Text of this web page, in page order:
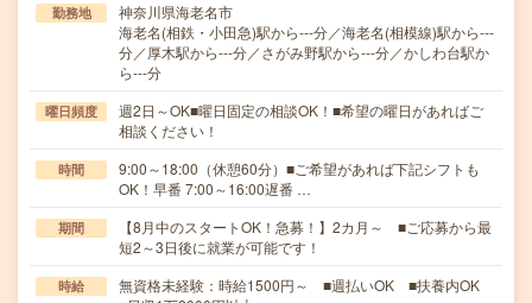
勤務地
神奈川県海老名市
海老名(相鉄・小田急)駅から---分／海老名(相模線)駅から---
分／厚木駅から---分／さがみ野駅から---分／かしわ台駅か
ら---分
曜日頻度
週2日～OK■曜日固定の相談OK！■希望の曜日があればご
相談ください！
時間
9:00～18:00（休憩60分）■ご希望があれば下記シフトも
OK！早番 7:00～16:00遅番 …
期間
【8月中のスタートOK！急募！】2カ月～ ■ご応募から最
短2～3日後に就業が可能です！
時給
無資格未経験：時給1500円～ ■週払いOK ■扶養内OK